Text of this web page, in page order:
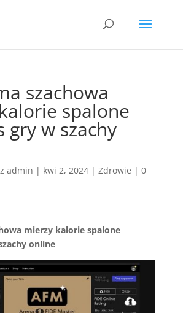
szachowa
spalone
gry w szachy
admin | kwi 2, 2024| Zdrowie | 0
mierzy kalorie spalone
online